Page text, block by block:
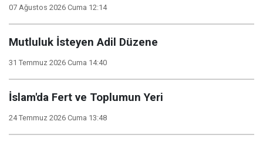
07 Ağustos 2026 Cuma 12:14
Mutluluk İsteyen Adil Düzene
31 Temmuz 2026 Cuma 14:40
İslam'da Fert ve Toplumun Yeri
24 Temmuz 2026 Cuma 13:48